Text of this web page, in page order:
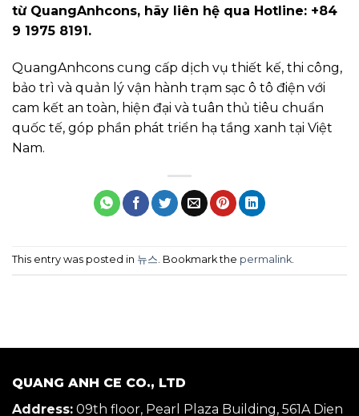
từ QuangAnhcons, hãy liên hệ qua Hotline: +84
9 1975 8191.
QuangAnhcons cung cấp dịch vụ thiết kế, thi công,
bảo trì và quản lý vận hành trạm sạc ô tô điện với
cam kết an toàn, hiện đại và tuân thủ tiêu chuẩn
quốc tế, góp phần phát triển hạ tầng xanh tại Việt
Nam.
This entry was posted in 뉴스. Bookmark the permalink.
QUANG ANH CE CO., LTD
Address: 09th floor, Pearl Plaza Building, 561A Dien